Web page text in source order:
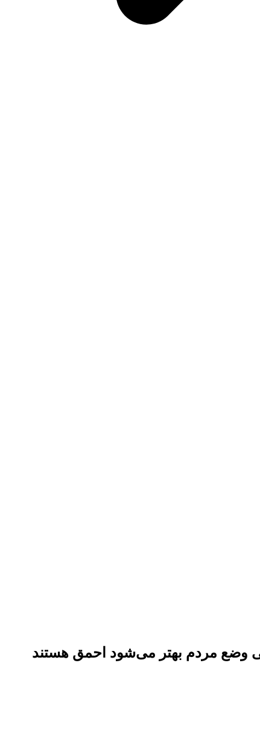
وضع مردم بهتر می‌شود احمق هستند